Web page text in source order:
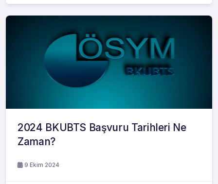
2024 BKUBTS Başvuru Tarihleri Ne
Zaman?
9 Ekim 2024